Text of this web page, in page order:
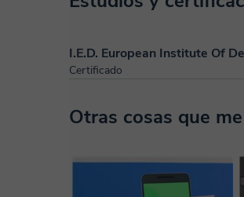
I.E.D. European Institute Of
Certificado
Otras cosas que